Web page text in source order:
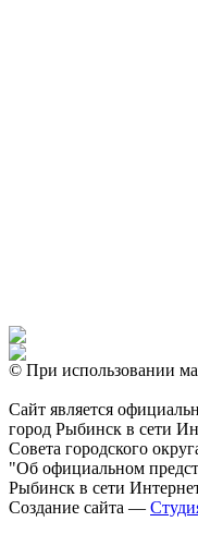
© При использовании
Сайт является
город Рыбинск в сети
Совета городского
"Об официальном
Рыбинск в сети
Создание сайта —